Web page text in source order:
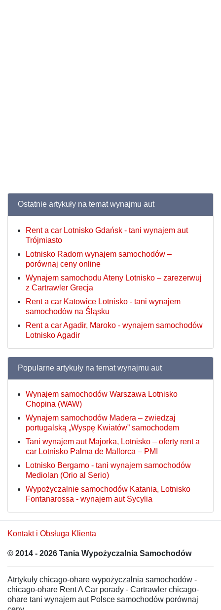
Ostatnie artykuły na temat wynajmu aut
Rent a car Lotnisko Gdańsk - tani wynajem aut
Trójmiasto
Lotnisko Radom wynajem samochodów –
porównaj ceny online
Wynajem samochodu Ateny Lotnisko – zarezerwuj
z Cartrawler Grecja
Rent a car Katowice Lotnisko - tani wynajem
samochodów na Śląsku
Rent a car Agadir, Maroko - wynajem samochodów
Lotnisko Agadir
Popularne artykuły na temat wynajmu aut
Wynajem samochodów Warszawa Lotnisko
Chopina (WAW)
Wynajem samochodów Madera – zwiedzaj
portugalską „Wyspę Kwiatów” samochodem
Tani wynajem aut Majorka, Lotnisko – oferty rent a
car Lotnisko Palma de Mallorca – PMI
Lotnisko Bergamo - tani wynajem samochodów
Mediolan (Orio al Serio)
Wypożyczalnie samochodów Katania, Lotnisko
Fontanarossa - wynajem aut Sycylia
Kontakt i Obsługa Klienta
© 2014 - 2026 Tania Wypożyczalnia Samochodów
Atrtykuły chicago-ohare wypożyczalnia samochodów -
chicago-ohare Rent A Car porady - Cartrawler chicago-
ohare tani wynajem aut Polsce samochodów porównaj